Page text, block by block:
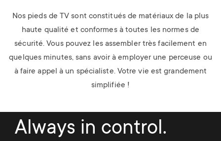
Nos pieds de TV sont constitués de matériaux de la plus
haute qualité et conformes à toutes les normes de
sécurité. Vous pouvez les assembler très facilement en
quelques minutes, sans avoir à employer une perceuse ou
à faire appel à un spécialiste. Votre vie est grandement
simplifiée !
Always in control.